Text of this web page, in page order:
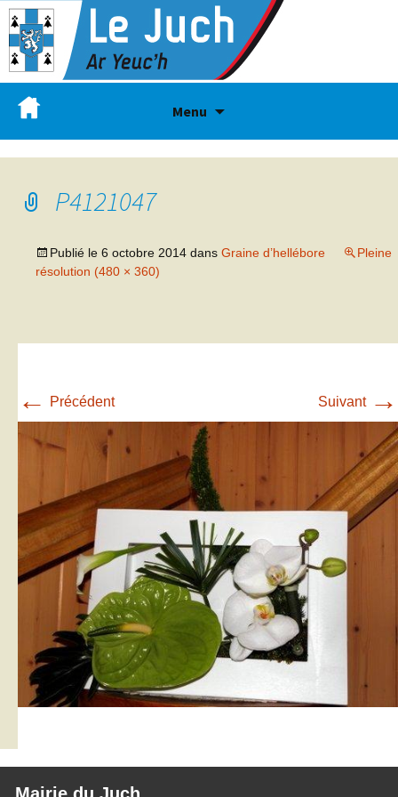
Menu
P4121047
Publié le 6 octobre 2014 dans Graine d’hellébore
Pleine
résolution (480 × 360)
← Précédent Suivant →